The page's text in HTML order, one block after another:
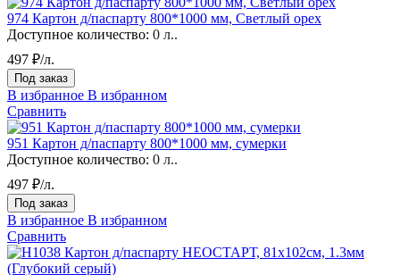
974 Картон д/паспарту 800*1000 мм, Светлый орех
Доступное количество: 0 л..
497 ₽/л.
Под заказ
В избранное В избранном
Сравнить
951 Картон д/паспарту 800*1000 мм, сумерки
Доступное количество: 0 л..
497 ₽/л.
Под заказ
В избранное В избранном
Сравнить